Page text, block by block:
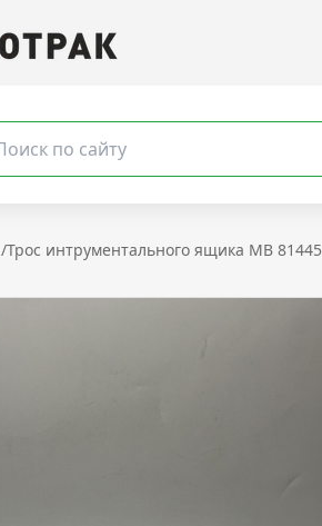
/Трос интрументального ящика MB 81445